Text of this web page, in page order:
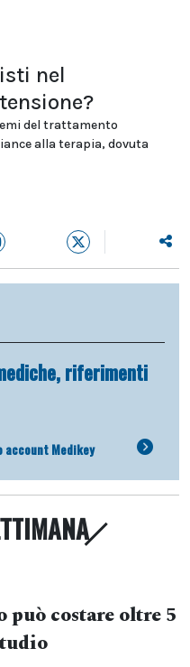
nel
del trattamento
alla terapia, dovuta
riferimenti
Medikey
costare oltre 5